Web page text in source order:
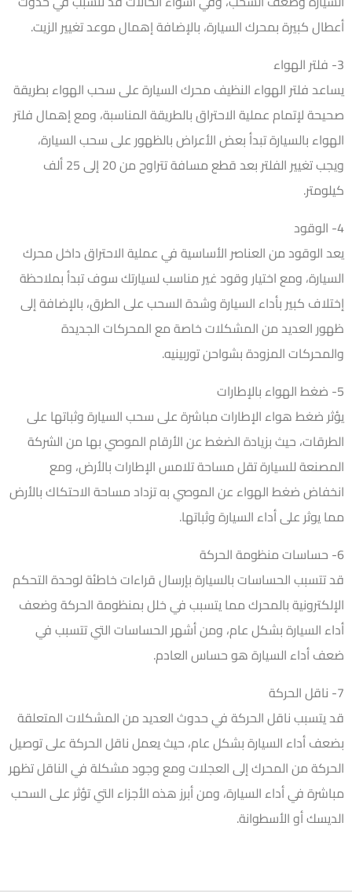
أعطال كبيرة بمحرك السيارة، بالإضافة إهمال موعد تغيير الزيت.
3- فلتر الهواء
يساعد فلتر الهواء النظيف محرك السيارة على سحب الهواء بطريقة
صحيحة لإتمام عملية الاحتراق بالطريقة المناسبة، ومع إهمال فلتر
الهواء بالسيارة تبدأ بعض الأعراض بالظهور على سحب السيارة،
ويجب تغيير الفلتر بعد قطع مسافة تتراوح من 20 إلى 25 ألف
كيلومتر.
4- الوقود
يعد الوقود من العناصر الأساسية في عملية الاحتراق داخل محرك
السيارة، ومع اختيار وقود غير مناسب لسيارتك سوف تبدأ بملاحظة
إختلاف كبير بأداء السيارة وشدة السحب على الطرق، بالإضافة إلى
ظهور العديد من المشكلات خاصة مع المحركات الجديدة
والمحركات المزودة بشواحن توربينيه.
5- ضغط الهواء بالإطارات
يؤثر ضغط هواء الإطارات مباشرة على سحب السيارة وثباتها على
الطرقات، حيث بزيادة الضغط عن الأرقام الموصي بها من الشركة
المصنعة للسيارة تقل مساحة تلامس الإطارات بالأرض، ومع
انخفاض ضغط الهواء عن الموصي به تزداد مساحة الاحتكاك بالأرض
مما يوثر على أداء السيارة وثباتها.
6- حساسات منظومة الحركة
قد تتسبب الحساسات بالسيارة بإرسال قراءات خاطئة لوحدة التحكم
الإلكترونية بالمحرك مما يتسبب في خلل بمنظومة الحركة وضعف
أداء السيارة بشكل عام، ومن أشهر الحساسات التي تتسبب في
ضعف أداء السيارة هو حساس العادم.
7- ناقل الحركة
قد يتسبب ناقل الحركة في حدوث العديد من المشكلات المتعلقة
بضعف أداء السيارة بشكل عام، حيث يعمل ناقل الحركة على توصيل
الحركة من المحرك إلى العجلات ومع وجود مشكلة في الناقل تظهر
مباشرة في أداء السيارة، ومن أبرز هذه الأجزاء التي تؤثر على السحب
الديسك أو الأسطوانة.